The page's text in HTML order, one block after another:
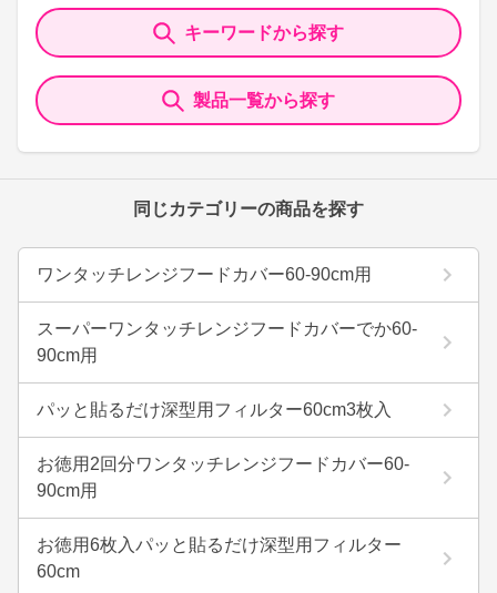
キーワードから探す
製品一覧から探す
同じカテゴリーの商品を探す
ワンタッチレンジフードカバー60-90cm用
スーパーワンタッチレンジフードカバーでか60-
90cm用
パッと貼るだけ深型用フィルター60cm3枚入
お徳用2回分ワンタッチレンジフードカバー60-
90cm用
お徳用6枚入パッと貼るだけ深型用フィルター
60cm